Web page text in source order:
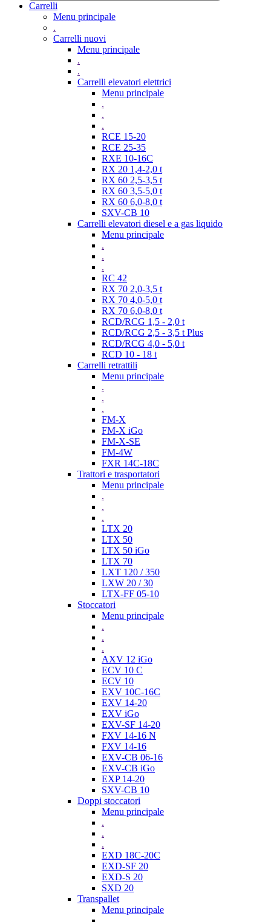
Carrelli
Menu principale
.
Carrelli nuovi
Menu principale
.
.
Carrelli elevatori elettrici
Menu principale
.
.
.
RCE 15-20
RCE 25-35
RXE 10-16C
RX 20 1,4-2,0 t
RX 60 2,5-3,5 t
RX 60 3,5-5,0 t
RX 60 6,0-8,0 t
SXV-CB 10
Carrelli elevatori diesel e a gas liquido
Menu principale
.
.
.
RC 42
RX 70 2,0-3,5 t
RX 70 4,0-5,0 t
RX 70 6,0-8,0 t
RCD/RCG 1,5 - 2,0 t
RCD/RCG 2,5 - 3,5 t Plus
RCD/RCG 4,0 - 5,0 t
RCD 10 - 18 t
Carrelli retrattili
Menu principale
.
.
.
FM-X
FM-X iGo
FM-X-SE
FM-4W
FXR 14C-18C
Trattori e trasportatori
Menu principale
.
.
.
LTX 20
LTX 50
LTX 50 iGo
LTX 70
LXT 120 / 350
LXW 20 / 30
LTX-FF 05-10
Stoccatori
Menu principale
.
.
.
AXV 12 iGo
ECV 10 C
ECV 10
EXV 10C-16C
EXV 14-20
EXV iGo
EXV-SF 14-20
FXV 14-16 N
FXV 14-16
EXV-CB 06-16
EXV-CB iGo
EXP 14-20
SXV-CB 10
Doppi stoccatori
Menu principale
.
.
.
EXD 18C-20C
EXD-SF 20
EXD-S 20
SXD 20
Transpallet
Menu principale